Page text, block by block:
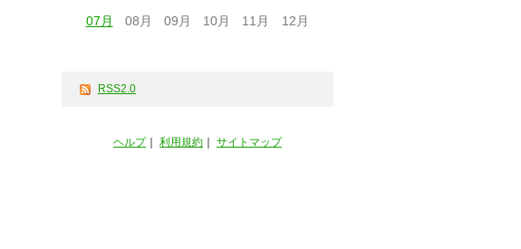
07月
08月 09月 10月 11月 12月
RSS2.0
ヘルプ｜ 利用規約 サイトマップ